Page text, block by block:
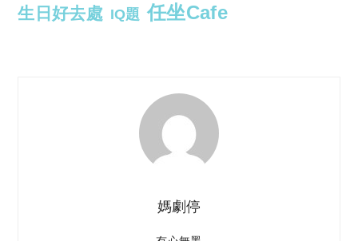
生日好去處 IQ題 任坐Cafe
媽劇停